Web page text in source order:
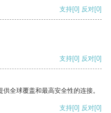
支持[0] 反对[0]
支持[0] 反对[0]
全球覆盖和最高安全性的连接。
支持[0] 反对[0]